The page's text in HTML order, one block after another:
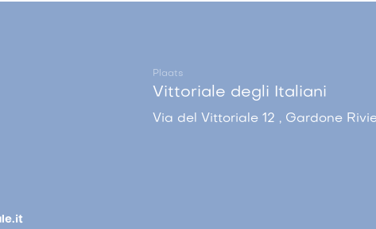
Plaats
Vittoriale degli Italiani
Via del Vittoriale 12 , Gardone